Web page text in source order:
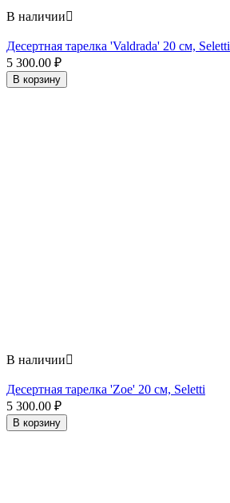
В наличии
Десертная тарелка 'Valdrada' 20 см, Seletti
5 300.00 ₽
В корзину
В наличии
Десертная тарелка 'Zoe' 20 см, Seletti
5 300.00 ₽
В корзину